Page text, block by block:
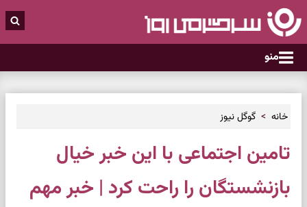
منو
خانه گوگل نیوز
تامین اجتماعی با این خبر خیال
بازنشستگان را راحت کرد | خبر مهم